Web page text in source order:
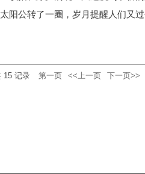
阳公转了一圈，岁月提醒人们又
15 记录 第一页 <<上一页 下一页>>